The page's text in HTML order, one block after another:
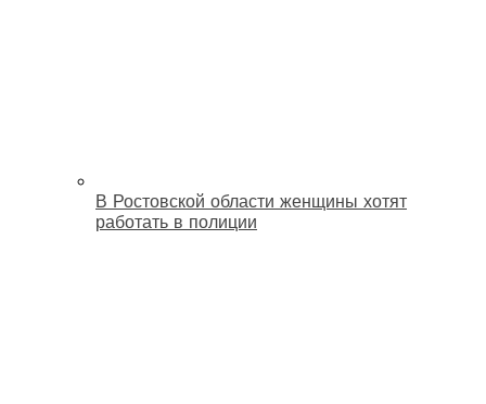
В Ростовской области женщины хотят
работать в полиции